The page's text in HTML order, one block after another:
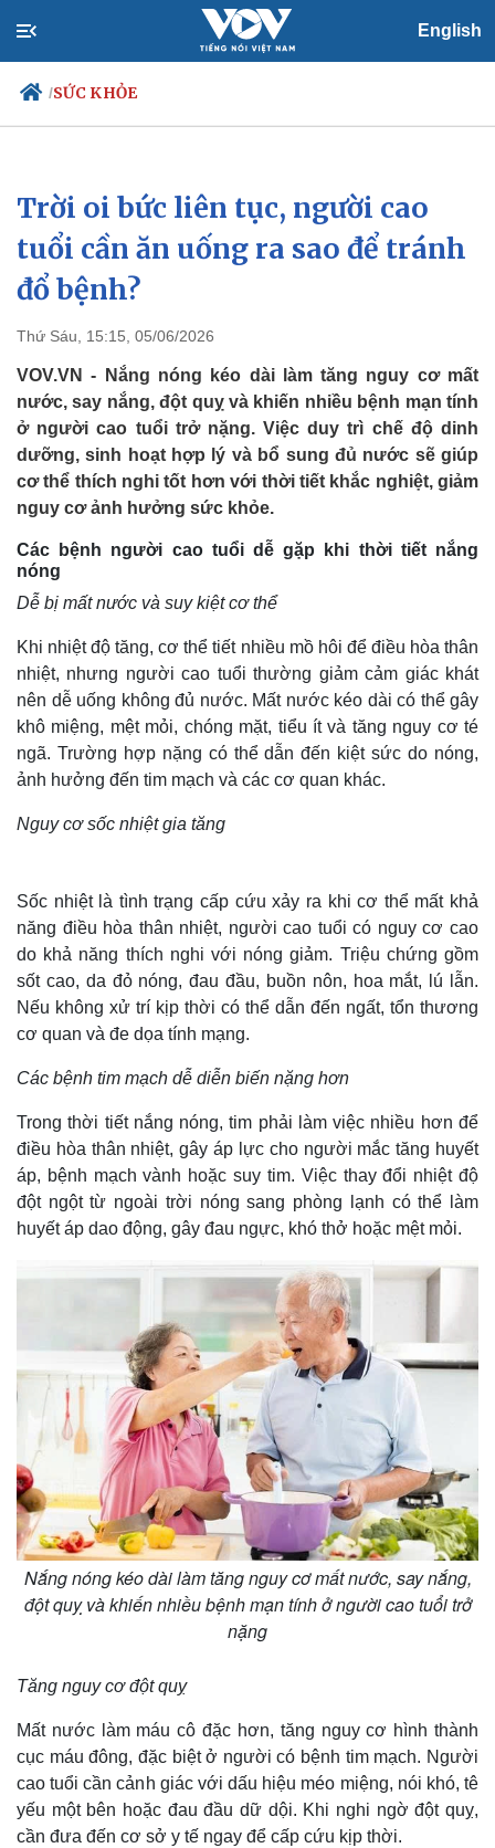
English
/SỨC KHỎE
Chính trị
Đảng
Tổ chức nhân sự
Quốc hội
Nhận diện sự thật
Xã hội
Dự báo thời tiết
Thế giới
Quan sát
Multimedia
Video
Trời oi bức liên tục, người cao
tuổi cần ăn uống ra sao để tránh
đổ bệnh?
Thứ Sáu, 15:15, 05/06/2026
VOV.VN - Nắng nóng kéo dài làm tăng nguy cơ mất
nước, say nắng, đột quỵ và khiến nhiều bệnh mạn tính
ở người cao tuổi trở nặng. Việc duy trì chế độ dinh
dưỡng, sinh hoạt hợp lý và bổ sung đủ nước sẽ giúp
cơ thể thích nghi tốt hơn với thời tiết khắc nghiệt, giảm
nguy cơ ảnh hưởng sức khỏe.
Các bệnh người cao tuổi dễ gặp khi thời tiết nắng
nóng
Dễ bị mất nước và suy kiệt cơ thể
Khi nhiệt độ tăng, cơ thể tiết nhiều mồ hôi để điều hòa thân
nhiệt, nhưng người cao tuổi thường giảm cảm giác khát
nên dễ uống không đủ nước. Mất nước kéo dài có thể gây
khô miệng, mệt mỏi, chóng mặt, tiểu ít và tăng nguy cơ té
ngã. Trường hợp nặng có thể dẫn đến kiệt sức do nóng,
ảnh hưởng đến tim mạch và các cơ quan khác.
Nguy cơ sốc nhiệt gia tăng
Sốc nhiệt là tình trạng cấp cứu xảy ra khi cơ thể mất khả
năng điều hòa thân nhiệt, người cao tuổi có nguy cơ cao
do khả năng thích nghi với nóng giảm. Triệu chứng gồm
sốt cao, da đỏ nóng, đau đầu, buồn nôn, hoa mắt, lú lẫn.
Nếu không xử trí kịp thời có thể dẫn đến ngất, tổn thương
cơ quan và đe dọa tính mạng.
Các bệnh tim mạch dễ diễn biến nặng hơn
Trong thời tiết nắng nóng, tim phải làm việc nhiều hơn để
điều hòa thân nhiệt, gây áp lực cho người mắc tăng huyết
áp, bệnh mạch vành hoặc suy tim. Việc thay đổi nhiệt độ
đột ngột từ ngoài trời nóng sang phòng lạnh có thể làm
huyết áp dao động, gây đau ngực, khó thở hoặc mệt mỏi.
Nắng nóng kéo dài làm tăng nguy cơ mất nước, say nắng,
đột quỵ và khiến nhiều bệnh mạn tính ở người cao tuổi trở
nặng
Tăng nguy cơ đột quỵ
Mất nước làm máu cô đặc hơn, tăng nguy cơ hình thành
cục máu đông, đặc biệt ở người có bệnh tim mạch. Người
cao tuổi cần cảnh giác với dấu hiệu méo miệng, nói khó, tê
yếu một bên hoặc đau đầu dữ dội. Khi nghi ngờ đột quỵ,
cần đưa đến cơ sở y tế ngay để cấp cứu kịp thời.